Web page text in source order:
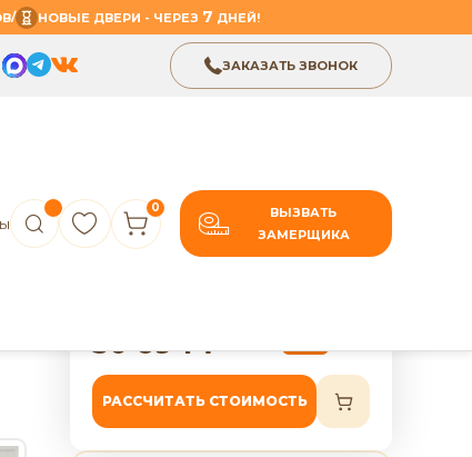
/ НОВЫЕ ДВЕРИ - ЧЕРЕЗ 7 ДНЕЙ!
ЗАКАЗАТЬ ЗВОНОК
0
ВЫЗВАТЬ
ЗАМЕРЩИКА
30 694₽
РАССЧИТАТЬ СТОИМОСТЬ